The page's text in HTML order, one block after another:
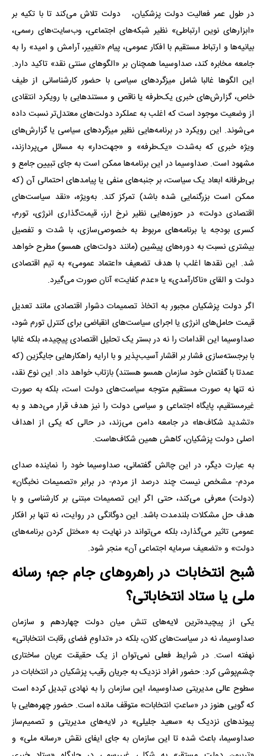
در طول عمر فعالیت دولت پزشکیان، دولت تلاش می‌کند تا با تکیه بر
«ابزارهای نوین ارتباطی» نظیر شبکه‌های اجتماعی، وب‌سایت‌های رسمی،
بیانیه‌ها و ارتباط مستقیم با افکار عمومی، پیام «تغییر، آرامش و امید» را به
جامعه مخابره کند، صداوسیما همچنان بر «الگوهای سنتی نقد» تاکید دارد.
این الگوها غالبا شامل میزگردهای سیاسی با حضور کارشناسانی از طیف
خاص، گزارش‌های خبری یک‌طرفه یا ناقص و مستندهایی با رویکرد انتقادی
از وضعیت موجود است که اغلب به عملکرد دولت‌های معتدل‌تر نسبت داده
می‌شوند. این رویکرد در برنامه‌هایی نظیر میزگردهای سیاسی یا گزارش‌های
ویژه خبری که به‌شدت «یک‌طرفه» و «جهت‌دار» به مسائل می‌پردازند،
مشهود است. صداوسیما در این برنامه‌ها ممکن است به جای تبیین جامع و
بی‌طرفانه ابعاد یک سیاست، بر جنبه‌های منفی یا پیامدهای احتمالی آن (که
ممکن است بزرگنمایی شده باشد) تمرکز کند. به‌ویژه، «نقد سیاست‌های
اقتصادی دولت» در حوزه‌هایی نظیر نرخ ارز، قیمت‌گذاری انرژی، تورم،
کسری بودجه یا برنامه‌های مربوط به خصوصی‌سازی، با شدت و تفصیل
بیشتری نسبت به دوره‌های پیشین (مانند دولت‌های همسو) مطرح خواهد
شد. این نقدها اغلب با هدف تضعیف «اعتماد عمومی» به تیم اقتصادی
دولت و القای «ناکارآمدی» یا «عدم کفایت» آنان صورت می‌گیرد.
اگر دولت پزشکیان مجبور به اتخاذ تصمیمات دشوار اقتصادی مانند تعدیل
قیمت حامل‌های انرژی یا اجرای سیاست‌های انقباضی برای کنترل تورم شود،
صداوسیما این اقدامات را نه در بستر یک تحلیل اقتصادی پیچیده، بلکه غالبا
با برجسته‌سازی فشار بر اقشار آسیب‌پذیر و با ارایه راهکارهایی جایگزین (که
عمدتا با گفتمان خود سازمان همسو هستند) بازتاب خواهد داد. این نوع نقد،
نه تنها به صورت مستقیم متوجه سیاست‌های دولت است، بلکه به صورت
غیرمستقیم، پایگاه اجتماعی و سیاسی دولت را نیز هدف قرار می‌دهد و به
«تشدید شکاف‌ها» در جامعه دامن می‌زند، در حالی که یکی از اهداف
اصلی دولت پزشکیان، کاهش همین شکاف‌هاست.
به عبارت دیگر، در این چالش گفتمانی، صداوسیما خود را نماینده صدای
مردم- مشخص نیست چند درصد از مردم- در برابر «تصمیمات نخبگان»
(دولت) معرفی می‌کند، حتی اگر این تصمیمات مبتنی بر کارشناسی و با
هدف حل مشکلات بلندمدت باشد. این دوگانگی در روایت، نه تنها بر افکار
عمومی تاثیر می‌گذارد، بلکه می‌تواند در نهایت به «مختل کردن برنامه‌های
دولت» و «تضعیف سرمایه اجتماعی آن» منجر شود.
‌شبح انتخابات در راهروهای جام جم؛ رسانه
ملی یا ستاد انتخاباتی؟
یکی از پیچیده‌ترین لایه‌های تنش میان دولت چهاردهم و سازمان
صداوسیما، نه در سیاست‌های کلان، بلکه در «تداومِ فضای رقابت انتخاباتی»
نهفته است. در شرایط فعلی نمی‌توان از یک حقیقت عریان ساختاری
چشم‌پوشی کرد: حضور افراد نزدیک به جریان رقیب پزشکیان در انتخابات در
سطوح عالی مدیریتی صداوسیما، این سازمان را به نهادی تبدیل کرده است
که گویی هنوز در «ساعتِ انتخابات» متوقف مانده است. حضور چهره‌هایی با
پیوندهای نزدیک به «سعید جلیلی» در لایه‌های مدیریتی و تصمیم‌ساز
صداوسیما، باعث شده تا این سازمان به جای ایفای نقش «رسانه ملی» و